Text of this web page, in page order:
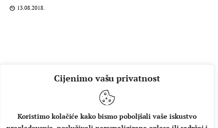
Cijenimo vašu privatnost
Koristimo kolačiće kako bismo poboljšali vaše iskustvo
13.08.2018.